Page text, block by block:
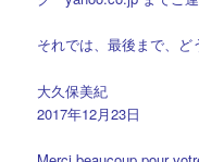
それでは、最後まで、ど
大久保美紀
2017年12月23日